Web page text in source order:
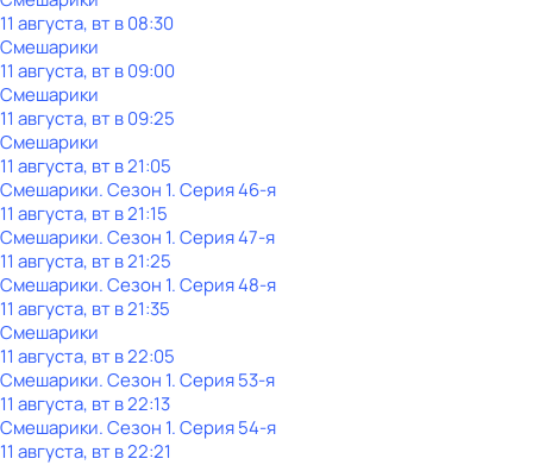
11 августа, вт в 08:30
Смешарики
11 августа, вт в 09:00
Смешарики
11 августа, вт в 09:25
Смешарики
11 августа, вт в 21:05
Смешарики. Сезон 1. Серия 46-я
11 августа, вт в 21:15
Смешарики. Сезон 1. Серия 47-я
11 августа, вт в 21:25
Смешарики. Сезон 1. Серия 48-я
11 августа, вт в 21:35
Смешарики
11 августа, вт в 22:05
Смешарики. Сезон 1. Серия 53-я
11 августа, вт в 22:13
Смешарики. Сезон 1. Серия 54-я
11 августа, вт в 22:21